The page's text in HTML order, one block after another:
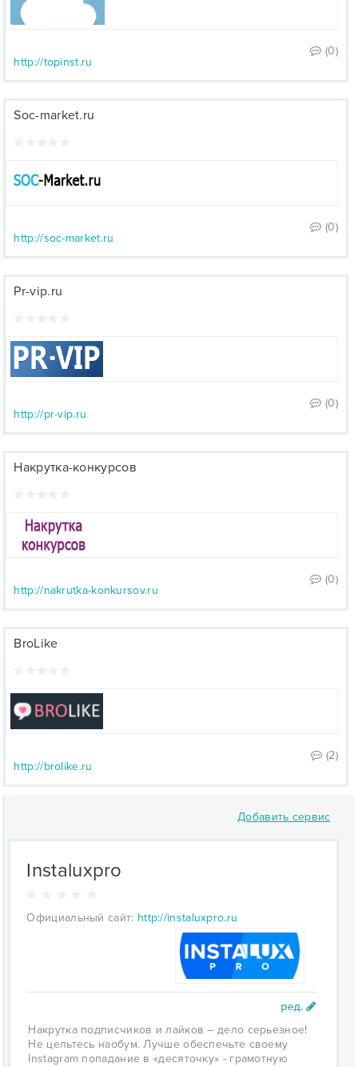
(0)
http://topinst.ru
Soc-market.ru
(0)
http://soc-market.ru
Pr-vip.ru
(0)
http://pr-vip.ru
Накрутка-конкурсов
(0)
http://nakrutka-konkursov.ru
BroLike
(2)
http://brolike.ru
Добавить сервис
Instaluxpro
Официальный сайт: http://instaluxpro.ru
Накрутка подписчиков и лайков – дело серьезное!
Не цельтесь наобум. Лучше обеспечьте своему
Instagram попадание в «десяточку» - грамотную